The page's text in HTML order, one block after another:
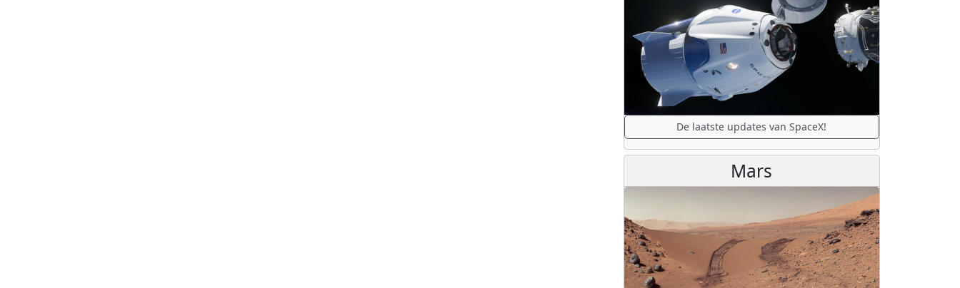
De laatste updates van SpaceX!
Mars